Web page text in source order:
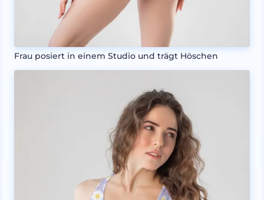
Frau posiert in einem Studio und trägt Höschen